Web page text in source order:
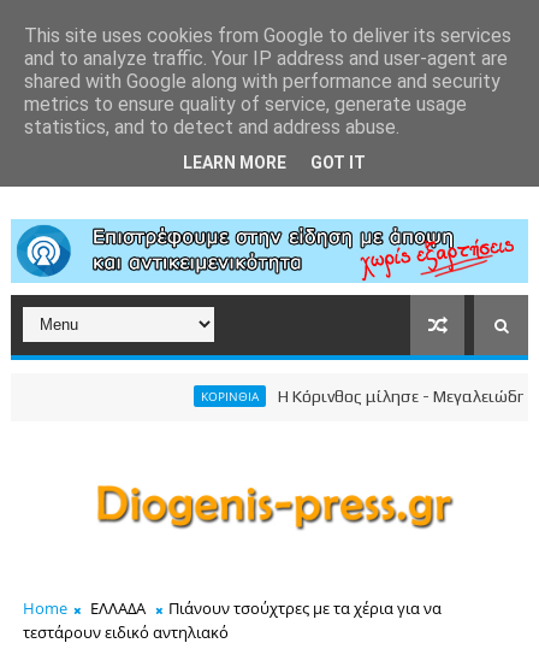
ΚΟΡΙΝΘΙΑ Η Κόρινθος μίλησε - Μεγαλειώδης
Home ΕΛΛΑΔΑ
Πιάνουν τσούχτρες με τα χέρια για να
τεστάρουν ειδικό αντηλιακό
This site uses cookies from Google to deliver its services
and to analyze traffic. Your IP address and user-agent are
shared with Google along with performance and security
metrics to ensure quality of service, generate usage
statistics, and to detect and address abuse.
LEARN MORE GOT IT